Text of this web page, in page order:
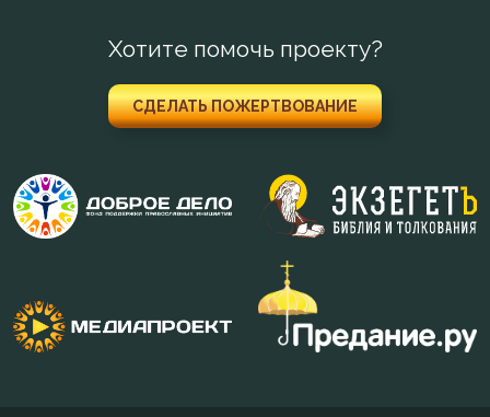
Наслаждение
Наставление
Ненависть
Оскорбление
Хотите помочь проекту?
СДЕЛАТЬ ПОЖЕРТВОВАНИЕ